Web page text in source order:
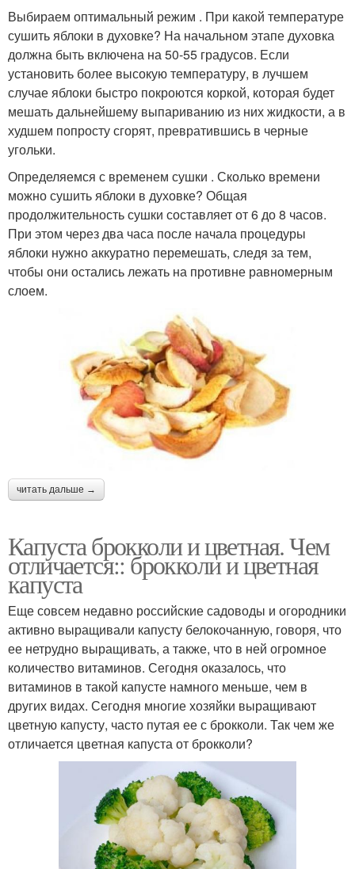
Выбираем оптимальный режим . При какой температуре
сушить яблоки в духовке? На начальном этапе духовка
должна быть включена на 50-55 градусов. Если
установить более высокую температуру, в лучшем
случае яблоки быстро покроются коркой, которая будет
мешать дальнейшему выпариванию из них жидкости, а в
худшем попросту сгорят, превратившись в черные
угольки.
Определяемся с временем сушки . Сколько времени
можно сушить яблоки в духовке? Общая
продолжительность сушки составляет от 6 до 8 часов.
При этом через два часа после начала процедуры
яблоки нужно аккуратно перемешать, следя за тем,
чтобы они остались лежать на противне равномерным
слоем.
читать дальше →
Капуста брокколи и цветная. Чем
отличается:: брокколи и цветная
капуста
Еще совсем недавно российские садоводы и огородники
активно выращивали капусту белокочанную, говоря, что
ее нетрудно выращивать, а также, что в ней огромное
количество витаминов. Сегодня оказалось, что
витаминов в такой капусте намного меньше, чем в
других видах. Сегодня многие хозяйки выращивают
цветную капусту, часто путая ее с брокколи. Так чем же
отличается цветная капуста от брокколи?